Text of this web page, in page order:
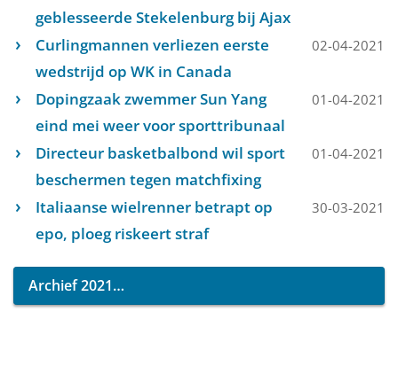
geblesseerde Stekelenburg bij Ajax
Curlingmannen verliezen eerste
wedstrijd op WK in Canada
02-04-2021
Dopingzaak zwemmer Sun Yang
eind mei weer voor sporttribunaal
01-04-2021
Directeur basketbalbond wil sport
beschermen tegen matchfixing
01-04-2021
Italiaanse wielrenner betrapt op
epo, ploeg riskeert straf
30-03-2021
Archief 2021